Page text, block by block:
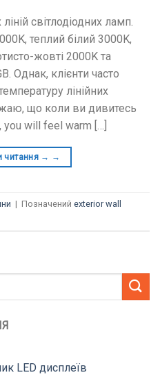
LED дисплеїв
світлодіодних ламп.
теплий білий 3000K,
жовті 2000K та
Однак, клієнти часто
лінійних
що коли ви дивитесь
you will feel warm […]
читання → →
| Позначений exterior wall